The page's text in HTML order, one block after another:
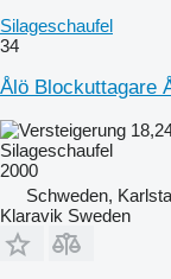
Silageschaufel
34
Ålö Blockuttagare
Silageschaufel
2000
Schweden,
Klaravik Sweden